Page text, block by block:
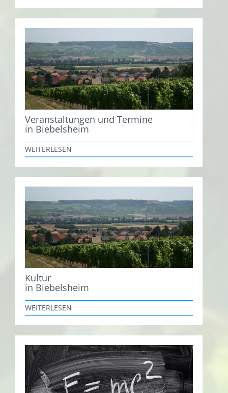
Veranstaltungen und Termine
in Biebelsheim
WEITERLESEN
Kultur
in Biebelsheim
WEITERLESEN